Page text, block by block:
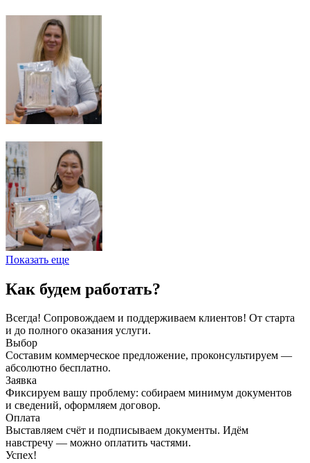
Показать еще
Как будем работать?
Всегда! Сопровождаем и поддерживаем клиентов! От старта
и до полного оказания услуги.
Выбор
Составим коммерческое предложение, проконсультируем —
абсолютно бесплатно.
Заявка
Фиксируем вашу проблему: собираем минимум документов
и сведений, оформляем договор.
Оплата
Выставляем счёт и подписываем документы. Идём
навстречу — можно оплатить частями.
Успех!